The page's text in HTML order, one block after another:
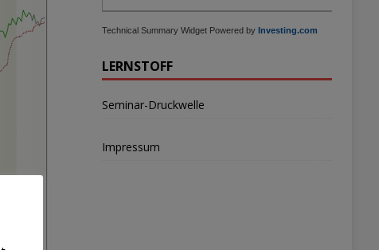
Technical Summary Widget Powered by Investing.com
LERNSTOFF
Seminar-Druckwelle
Impressum